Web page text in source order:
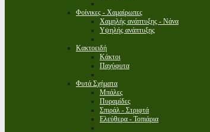
Φοίνικες - Χαμαίρωπες
Χαμηλής ανάπτυξης - Νάνα
Υψηλής ανάπτυξης
Κακτοειδή
Κάκτοι
Παχύφυτα
Φυτά Σχήματα
Μπάλες
Πυραμίδες
Σπιράλ - Στριφτά
Ελεύθερα - Τοπιάρια